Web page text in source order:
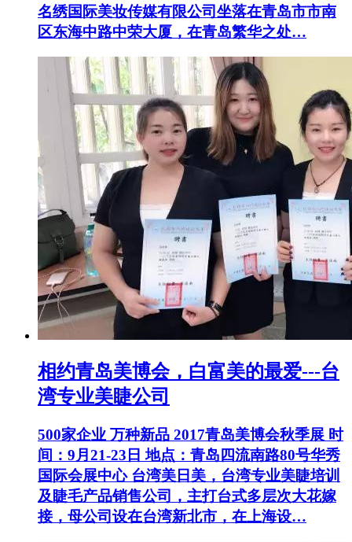
名绣国际美妆传媒有限公司坐落在青岛市市南
区东海中路中荣大厦，在青岛繁华之处…
相约青岛美博会，白富美的最爱---台
湾专业美睫公司
500家企业 万种新品 2017青岛美博会秋季展 时
间：9月21-23日 地点：青岛四流南路80号华秀
国际会展中心 台湾美日美，台湾专业美睫培训
及睫毛产品销售公司，主打台式多层次大花嫁
接，母公司设在台湾新北市，在上海设…